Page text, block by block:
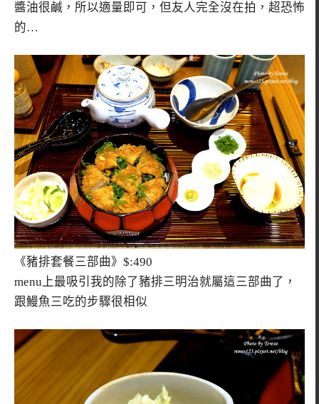
醬油很鹹，所以適量即可，但友人完全沒在拍，超恐怖
的…
《豬排套餐三部曲》$:490
menu上最吸引我的除了豬排三明治就屬這三部曲了，
跟鰻魚三吃的步驟很相似